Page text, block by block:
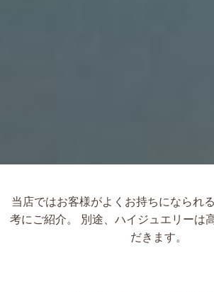
当店ではお客様がよくお持ちになられ
考にご紹介。
別途、 ハイジュエリーは
だきます。